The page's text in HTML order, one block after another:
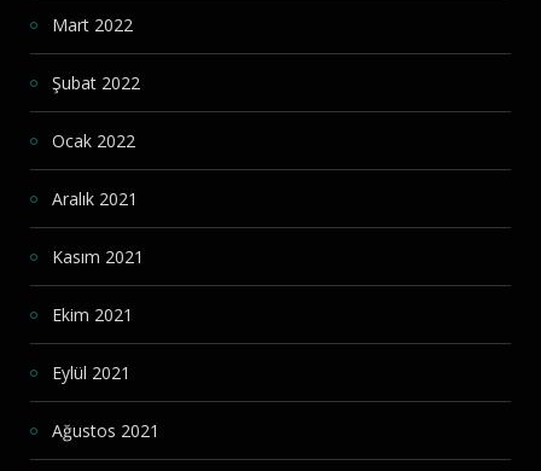
Mart 2022
Şubat 2022
Ocak 2022
Aralık 2021
Kasım 2021
Ekim 2021
Eylül 2021
Ağustos 2021